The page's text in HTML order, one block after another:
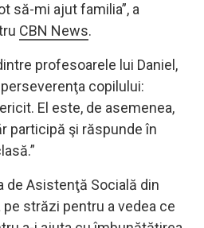
să-mi ajut familia”, a
CBN News.
profesoarele lui Daniel,
copilului:
El este, de asemenea,
participă şi răspunde în
de Asistenţă Socială din
străzi pentru a vedea ce